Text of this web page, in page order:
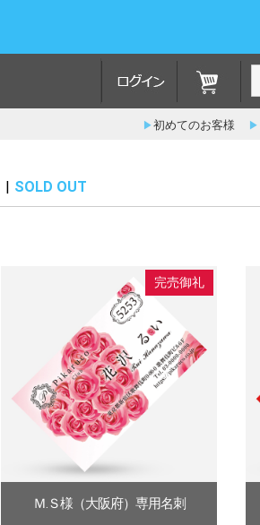
初めてのお客様
| SOLD OUT
完売御礼
Ｍ.Ｓ様（大阪府）専用名刺